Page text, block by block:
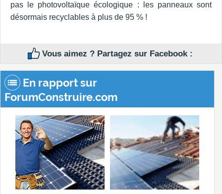
pas le photovoltaïque écologique : les panneaux sont
désormais recyclables à plus de 95 % !
Vous aimez ? Partagez sur Facebook :
En rapport sur
ForumConstruire.com